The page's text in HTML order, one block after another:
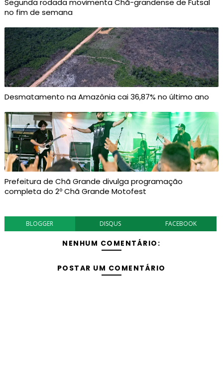
Segunda rodada movimenta Chã-grandense de Futsal
no fim de semana
Desmatamento na Amazônia cai 36,87% no último ano
Prefeitura de Chã Grande divulga programação
completa do 2º Chã Grande Motofest
BLOGGER DISQUS FACEBOOK
NENHUM COMENTÁRIO:
POSTAR UM COMENTÁRIO